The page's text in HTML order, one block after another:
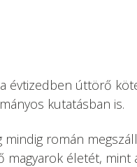
évtizedben úttörő
kutatásban is.
román
életét,